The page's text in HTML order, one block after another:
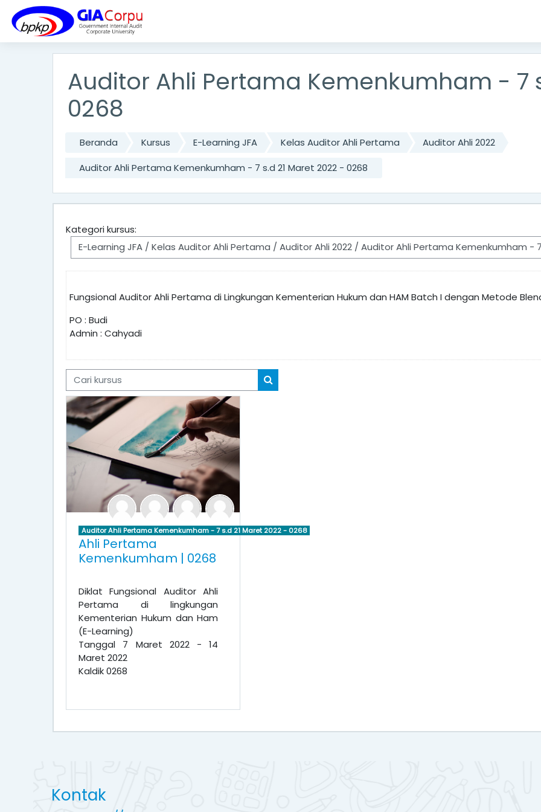
Lewati ke konten utama
Auditor Ahli Pertama Kemenkumham - 7
0268
Beranda Kursus E-Learning JFA Kelas Auditor Ahli Pertama
Auditor Ahli 2022
Auditor Ahli Pertama Kemenkumham - 7 s.d 21 Maret 2022 - 0268
Kategori kursus:
Fungsional Auditor Ahli Pertama di Lingkungan Kementerian Hukum dan HAM Batch I dengan Metode
PO : Budi
Admin : Cahyadi
Cari kursus
Cari kursus
Auditor Ahli Pertama Kemenkumham - 7 s.d 21 Maret 2022 - 0268
Ahli Pertama
Kemenkumham | 0268
Diklat Fungsional Auditor Ahli
Pertama di lingkungan
Kementerian Hukum dan Ham
(E-Learning)
Tanggal 7 Maret 2022 - 14
Maret 2022
Kaldik 0268
Kontak